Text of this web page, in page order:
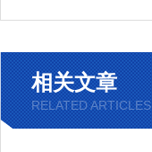
相关文章
RELATED ARTICLES